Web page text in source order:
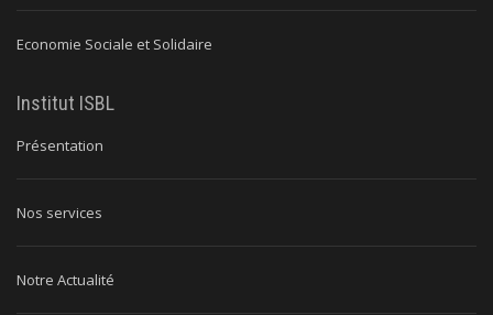
Economie Sociale et Solidaire
Institut ISBL
Présentation
Nos services
Notre Actualité